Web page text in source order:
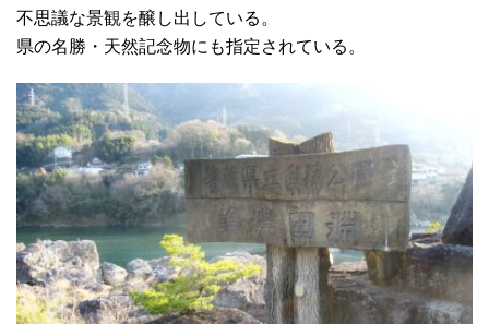
不思議な景観を醸し出している。
県の名勝・天然記念物にも指定されている。